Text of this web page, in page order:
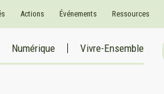
Actions Événements Ressources
Numérique Vivre-Ensemble